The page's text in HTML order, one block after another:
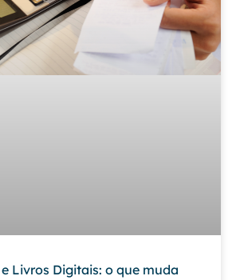
Livros Digitais: o que muda